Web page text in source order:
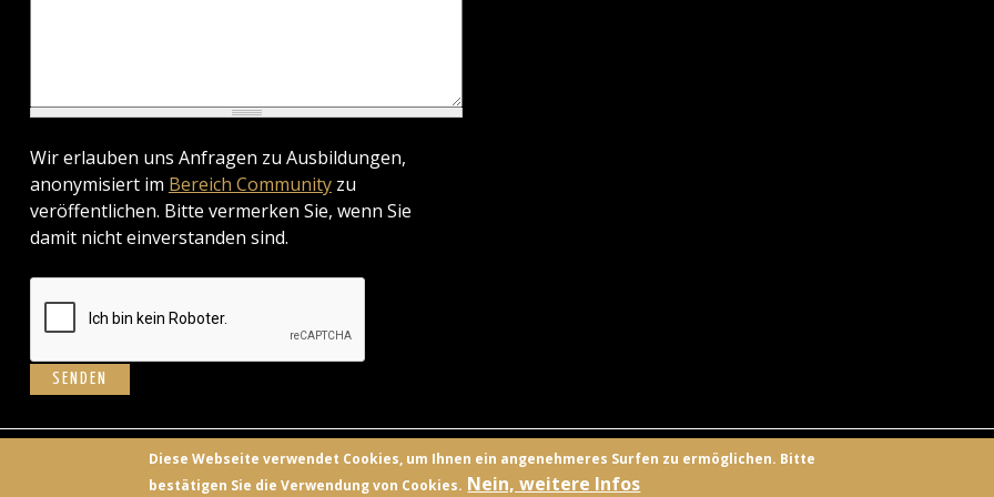
Wir erlauben uns Anfragen zu Ausbildungen,
anonymisiert im Bereich Communityzu
veröffentlichen. Bitte vermerken Sie, wenn Sie
damit nicht einverstanden sind.
BILDUNGSANBIETER KONTAKT FACEBOOK
Diese Webseite verwendet Cookies, um Ihnen ein angenehmeres Surfen zu ermöglichen. Bitte
bestätigen Sie die Verwendung von Cookies. Nein, weitere Infos